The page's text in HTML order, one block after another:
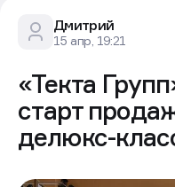
Дмитрий
15 апр, 19:21
«Текта
старт
делюкс-